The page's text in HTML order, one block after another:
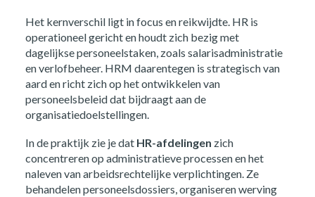
Het kernverschil ligt in focus en reikwijdte. HR is
operationeel gericht en houdt zich bezig met
dagelijkse personeelstaken, zoals salarisadministratie
en verlofbeheer. HRM daarentegen is strategisch van
aard en richt zich op het ontwikkelen van
personeelsbeleid dat bijdraagt aan de
organisatiedoelstellingen.
In de praktijk zie je dat HR-afdelingen zich
concentreren op administratieve processen en het
naleven van arbeidsrechtelijke verplichtingen. Ze
behandelen personeelsdossiers, organiseren werving